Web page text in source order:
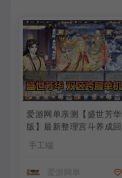
爱游网单亲测【盛世芳华
版】最新整理宫斗养成回
一键端视频教学+linux手
手工端
爱游网单